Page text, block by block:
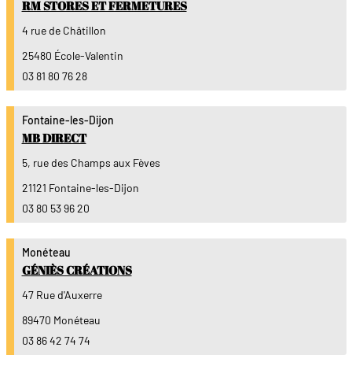
RM STORES ET FERMETURES
4 rue de Châtillon
25480 École-Valentin
03 81 80 76 28
Fontaine-les-Dijon
MB DIRECT
5, rue des Champs aux Fèves
21121 Fontaine-les-Dijon
03 80 53 96 20
Monéteau
GÉNIÈS CRÉATIONS
47 Rue d'Auxerre
89470 Monéteau
03 86 42 74 74